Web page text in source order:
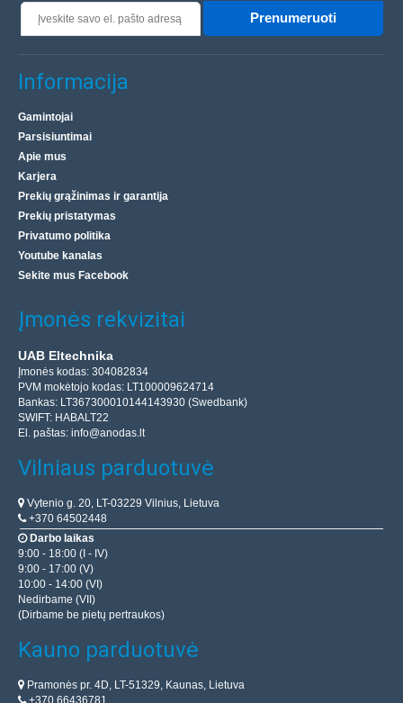
Pridėti prie pageidavimų sąrašo
Prenumeruoti
Informacija
Gamintojai
Parsisiuntimai
Apie mus
Karjera
Prekių grąžinimas ir garantija
Prekių pristatymas
Privatumo politika
Youtube kanalas
Sekite mus Facebook
Įmonės rekvizitai
UAB Eltechnika
Įmonės kodas: 304082834
PVM mokėtojo kodas: LT100009624714
Bankas: LT367300010144143930 (Swedbank)
SWIFT: HABALT22
El. paštas: info@anodas.lt
Vilniaus parduotuvė
Vytenio g. 20, LT-03229 Vilnius, Lietuva
+370 64502448
Darbo laikas
9:00 - 18:00 (I - IV)
9:00 - 17:00 (V)
10:00 - 14:00 (VI)
Nedirbame (VII)
(Dirbame be pietų pertraukos)
Kauno parduotuvė
Pramonės pr. 4D, LT-51329, Kaunas, Lietuva